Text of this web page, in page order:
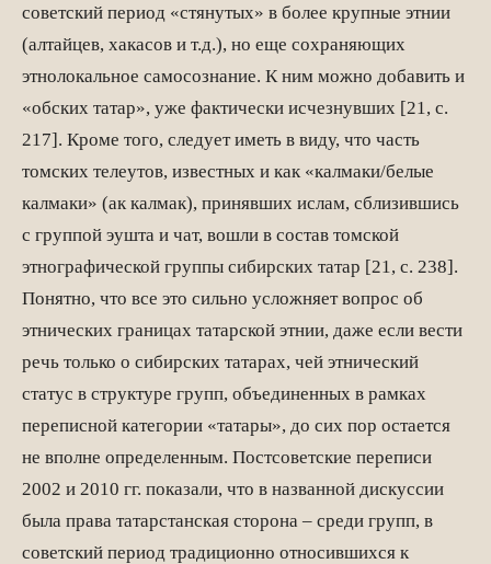
советский период «стянутых» в более крупные этнии
(алтайцев, хакасов и т.д.), но еще сохраняющих
этнолокальное самосознание. К ним можно добавить и
«обских татар», уже фактически исчезнувших [21, с.
217]. Кроме того, следует иметь в виду, что часть
томских телеутов, известных и как «калмаки/белые
калмаки» (ак калмак), принявших ислам, сблизившись
с группой эушта и чат, вошли в состав томской
этнографической группы сибирских татар [21, с. 238].
Понятно, что все это сильно усложняет вопрос об
этнических границах татарской этнии, даже если вести
речь только о сибирских татарах, чей этнический
статус в структуре групп, объединенных в рамках
переписной категории «татары», до сих пор остается
не вполне определенным. Постсоветские переписи
2002 и 2010 гг. показали, что в названной дискуссии
была права татарстанская сторона – среди групп, в
советский период традиционно относившихся к